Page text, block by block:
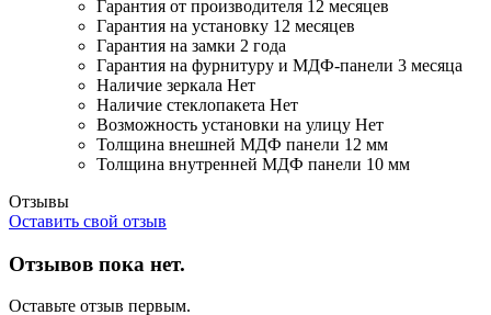
Гарантия от производителя 12 месяцев
Гарантия на установку 12 месяцев
Гарантия на замки 2 года
Гарантия на фурнитуру и МДФ-панели 3 месяца
Наличие зеркала Нет
Наличие стеклопакета Нет
Возможность установки на улицу Нет
Толщина внешней МДФ панели 12 мм
Толщина внутренней МДФ панели 10 мм
Отзывы
Оставить свой отзыв
Отзывов пока нет.
Оставьте отзыв первым.